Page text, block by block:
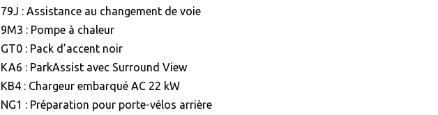
79J : Assistance au changement de voie
9M3 : Pompe à chaleur
GT0 : Pack d’accent noir
KA6 : ParkAssist avec Surround View
KB4 : Chargeur embarqué AC 22 kW
NG1 : Préparation pour porte-vélos arrière